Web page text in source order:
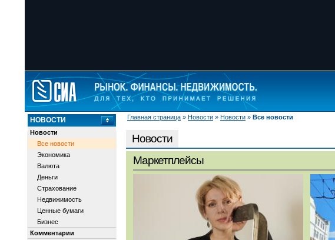
Главная страница » Новости » Новости » Все новости
НОВОСТИ
Новости
Все новости
Экономика
Валюта
Деньги
Страхование
Недвижимость
Ценные бумаги
Бизнес
Комментарии
Новости
Маркетплейсы